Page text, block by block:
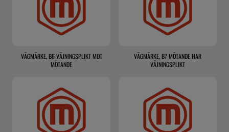
VÄGMÄRKE, B6 VÄJNINGSPLIKT MOT
MÖTANDE
VÄGMÄRKE, B7 MÖTANDE HAR
VÄJNINGSPLIKT